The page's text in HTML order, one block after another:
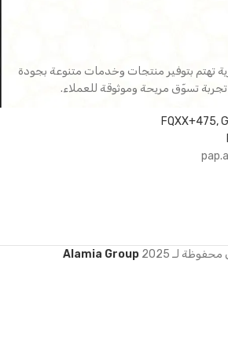
تهتم بتوفير منتجات وخدمات متنوعة بجودة
تسوّق مريحة وموثوقة للعملاء.
FQXX+475,
محفوظة لـ Alamia Group 2025